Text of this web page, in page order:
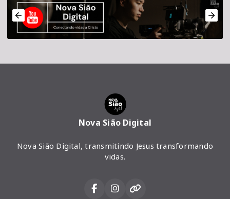
Nova Sião Digital
Nova Sião Digital, transmitindo Jesus transformando
vidas.